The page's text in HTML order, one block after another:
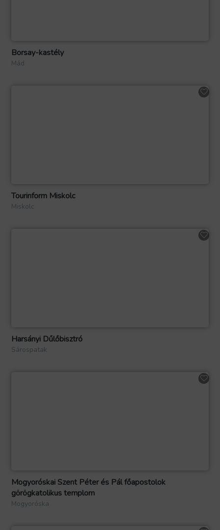
Borsay-kastély
Mád
Tourinform Miskolc
Miskolc
Harsányi Dűlőbisztró
Sárospatak
Mogyoróskai Szent Péter és Pál főapostolok
görögkatolikus templom
Mogyoróska